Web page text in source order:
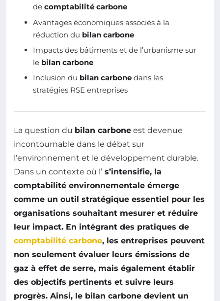
de comptabilité carbone
Avantages économiques associés à la
réduction du bilan carbone
Impacts des bâtiments et de l’urbanisme sur
le bilan carbone
Inclusion du bilan carbone dans les
stratégies RSE entreprises
La question du bilan carbone est devenue
incontournable dans le débat sur
l’environnement et le développement durable.
Dans un contexte où l’ s’intensifie, la
comptabilité environnementale émerge
comme un outil stratégique essentiel pour les
organisations souhaitant mesurer et réduire
leur impact. En intégrant des pratiques de
comptabilité carbone, les entreprises peuvent
non seulement évaluer leurs émissions de
gaz à effet de serre, mais également établir
des objectifs pertinents et suivre leurs
progrès. Ainsi, le bilan carbone devient un